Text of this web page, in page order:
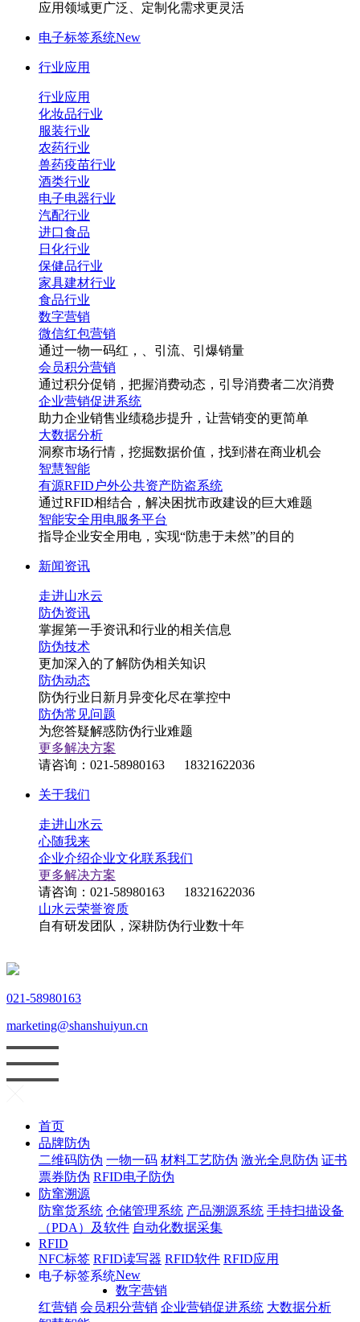
应用领域更广泛、定制化需求更灵活
电子标签系统New
行业应用
行业应用
化妆品行业
服装行业
农药行业
兽药疫苗行业
酒类行业
电子电器行业
汽配行业
进口食品
日化行业
保健品行业
家具建材行业
食品行业
数字营销
微信红包营销
通过一物一码红 ，
、引流、引爆销量
会员积分营销
通过积分促销，把握消费动态，引导消费者二次消费
企业营销促进系统
助力企业销售业绩稳步提升，让营销变的更简单
大数据分析
洞察市场行情，挖掘数据价值，找到潜在商业机会
智慧智能
有源RFID户外公共资产防盗系统
通过RFID相结合，解决困扰市政建设的巨大难题
智能安全用电服务平台
指导企业安全用电，实现“防患于未然”的目的
新闻资讯
走进山水云
防伪资讯
掌握第一手资讯和行业的相关信息
防伪技术
更加深入的了解防伪相关知识
防伪动态
防伪行业日新月异变化尽在掌控中
防伪常见问题
为您答疑解惑防伪行业难题
更多解决方案
请咨询：021-58980163 18321622036
关于我们
走进山水云
心随我来
企业介绍企业文化联系我们
更多解决方案
请咨询：021-58980163 18321622036
山水云荣誉资质
自有研发团队，深耕防伪行业数十年
021-58980163
marketing@shanshuiyun.cn
首页
品牌防伪
二维码防伪 一物一码 材料工艺防伪 激光全息防伪 证书
票券防伪 RFID电子防伪
防窜溯源
防窜货系统 仓储管理系统 产品溯源系统 手持扫描设备
（PDA）及软件 自动化数据采集
RFID
NFC标签 RFID读写器 RFID软件 RFID应用
电子标签系统New
数字营销
红营销 会员积分营销 企业营销促进系统 大数据分析